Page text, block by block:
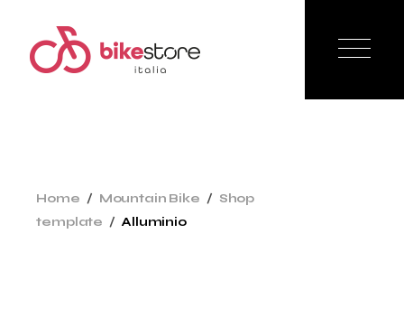
content
Home Mountain Bike
Shop
template
Alluminio